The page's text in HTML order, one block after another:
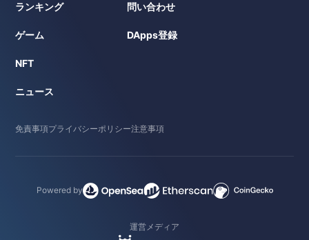
ランキング
ゲーム
NFT
ニュース
問い合わせ
DApps登録
免責事項プライバシーポリシー注意事項
Powered by
運営メディア